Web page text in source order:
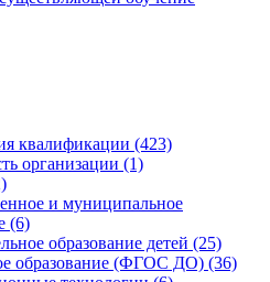
квалификации (423)
организации (1)
и муниципальное
(6)
образование детей (25)
образование (ФГОС ДО) (36)